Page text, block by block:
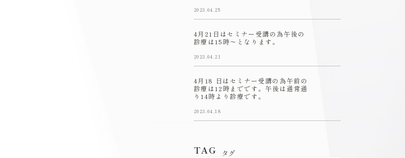
2023.04.25
4月21日はセミナー受講の為午後の
診療は15時〜となります。
2023.04.21
4月18 日はセミナー受講の為午前の
診療は12時までです。午後は通常通
り14時より診療です。
2023.04.18
TAG タグ